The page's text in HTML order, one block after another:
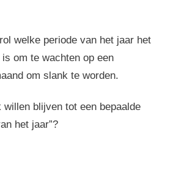
welke periode van het jaar het
om te wachten op een
om slank te worden.
blijven tot een bepaalde
het jaar”?